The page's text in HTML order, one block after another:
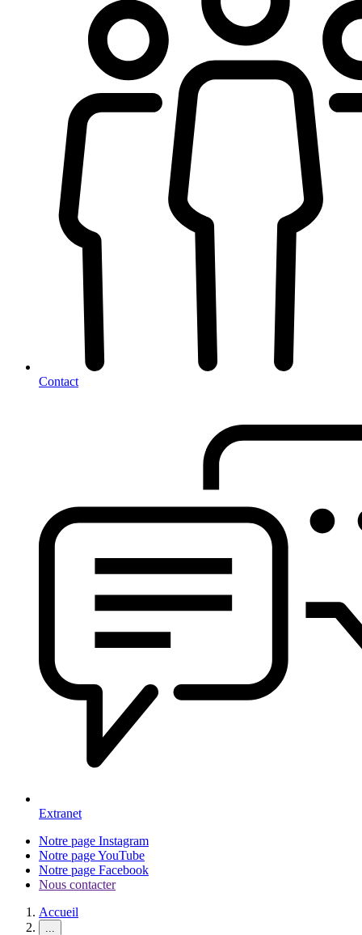
Contact
Extranet
Notre page Instagram
Notre page YouTube
Notre page Facebook
Nous contacter
Accueil
...